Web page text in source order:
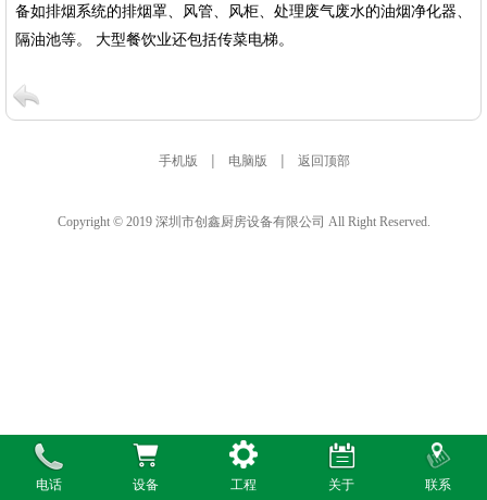
备如排烟系统的排烟罩、风管、风柜、处理废气废水的油烟净化器、
隔油池等。 大型餐饮业还包括传菜电梯。
手机版 | 电脑版 | 返回顶部
Copyright © 2019 深圳市创鑫厨房设备有限公司 All Right Reserved.
电话 设备 工程 关于 联系